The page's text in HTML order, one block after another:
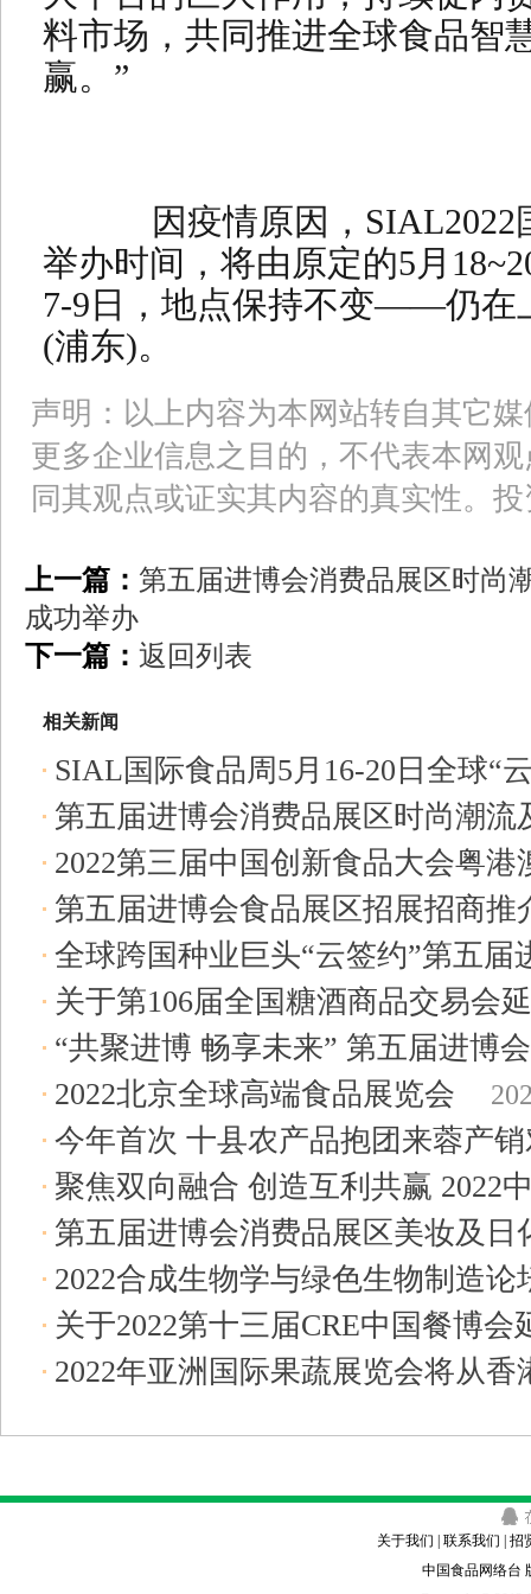
料市场，共同推进全球食品智
赢。”
因疫情原因，SIAL2022
举办时间，将由原定的5月
7-9日，地点保持不变——仍在
(浦东)。
声明：以上内容为本网站转自其它
更多企业信息之目的，不代表本网
同其观点或证实其内容的真实性。
上一篇： 第五届进博会消费品展区时尚
成功举办
下一篇： 返回列表
相关新闻
SIAL国际食品周5月16-20日全球“
2022-05-12
第五届进博会消费品展区时尚潮流
成功举办
2022-05-12
2022第三届中国创新食品大会粤
2022-05-12
第五届进博会食品展区招展招商推
品行
2022-05-12
全球跨国种业巨头“云签约”第五届
线上
2022-05-12
关于第106届全国糖酒商品交易会
05-12
“共聚进博 畅享未来” 第五届进博
2022-05-12
2022北京全球高端食品展览会
今年首次 十县农产品抱团来蓉产
2022-05-12
聚焦双向融合 创造互利共赢 2022
展
2022-05-12
第五届进博会消费品展区美妆及日
成功举办
2022-05-12
2022合成生物学与绿色生物制造论
关于2022第十三届CRE中国餐博会
05-12
2022年亚洲国际果蔬展览会将从
关于我们 | 联系我们 |
中国食品网络台